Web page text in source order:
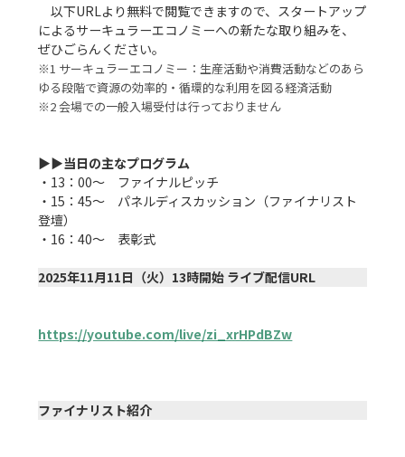
以下URLより無料で閲覧できますので、スタートアップ
によるサーキュラーエコノミーへの新たな取り組みを、
※1 サーキュラーエコノミー：生産活動や消費活動などのあら
ゆる段階で資源の効率的・循環的な利用を図る経済活動
▶▶当日の主なプログラム
・13：00〜　ファイナルピッチ
・15：45〜　パネルディスカッション（ファイナリスト
登壇）
・16：40〜　表彰式
2025年11月11日（火）13時開始 ライブ配信URL
https://youtube.com/live/zi_xrHPdBZw
ファイナリスト紹介